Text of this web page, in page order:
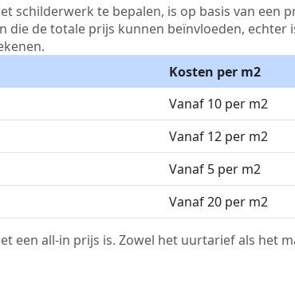
schilderwerk te bepalen, is op basis van een
die de totale prijs kunnen beïnvloeden, echter
Kosten per m2
Vanaf 10 per m2
Vanaf 12 per m2
Vanaf 5 per m2
Vanaf 20 per m2
een all-in prijs is. Zowel het uurtarief als het